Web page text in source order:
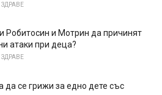
Робитосин и Мотрин да причинят
атаки при деца?
да се грижи за едно дете със